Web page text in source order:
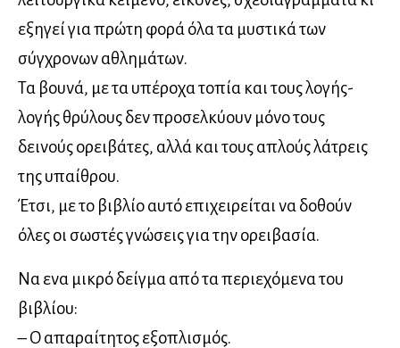
εξηγεί για πρώτη φορά όλα τα μυστικά των
σύγχρονων αθλημάτων.
Τα βουνά, με τα υπέροχα τοπία και τους λογής-
λογής θρύλους δεν προσελκύουν μόνο τους
δεινούς ορειβάτες, αλλά και τους απλούς λάτρεις
της υπαίθρου.
Έτσι, με το βιβλίο αυτό επιχειρείται να δοθούν
όλες οι σωστές γνώσεις για την ορειβασία.
Να ενα μικρό δείγμα από τα περιεχόμενα του
βιβλίου:
– Ο απαραίτητος εξοπλισμός.